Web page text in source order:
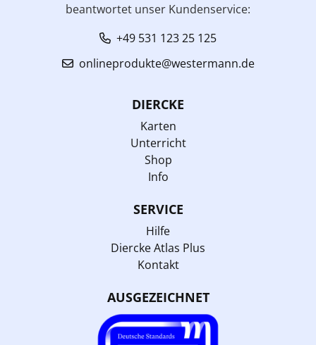
beantwortet unser Kundenservice:
+49 531 123 25 125
onlineprodukte@westermann.de
DIERCKE
Karten
Unterricht
Shop
Info
SERVICE
Hilfe
Diercke Atlas Plus
Kontakt
AUSGEZEICHNET